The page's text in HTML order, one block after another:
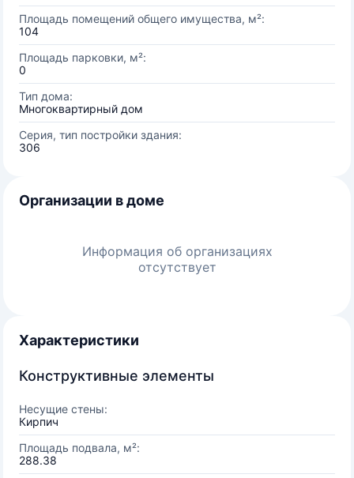
Площадь помещений общего имущества, м²:
104
Площадь парковки, м²:
0
Тип дома:
Многоквартирный дом
Серия, тип постройки здания:
306
Организации в доме
Информация об организациях
отсутствует
Характеристики
Конструктивные элементы
Несущие стены:
Кирпич
Площадь подвала, м²:
288.38